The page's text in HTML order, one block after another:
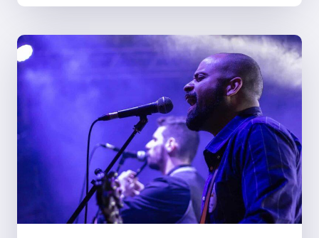
–